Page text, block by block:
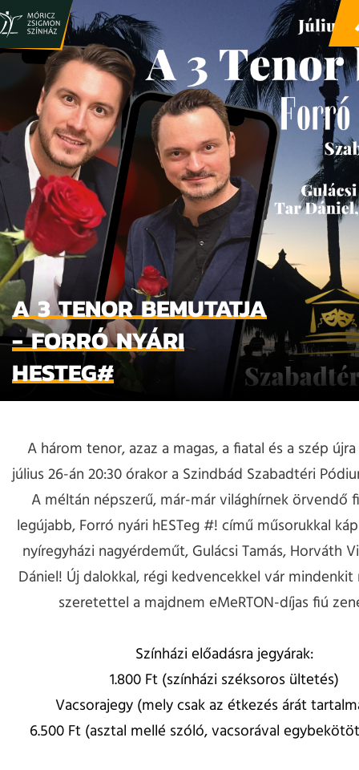
A 3 TENOR BEMUTATJA
- FORRÓ NYÁRI
HESTEG#
A három tenor, azaz a magas, a fiatal és a szép
július 26-án 20:30 órakor a Szindbád Szabadtéri
A méltán népszerű, már-már világhírnek örvendő
legújabb, Forró nyári hESTeg #! című műsorukkal
nyíregyházi nagyérdeműt, Gulácsi Tamás, Horváth
Dániel! Új dalokkal, régi kedvencekkel vár mindenkit
szeretettel a majdnem eMeRTON-díjas fiú
Színházi előadásra jegyárak:
1.800 Ft (színházi széksoros ültetés)
Vacsorajegy (mely csak az étkezés árát
6.500 Ft (asztal mellé szóló, vacsorával